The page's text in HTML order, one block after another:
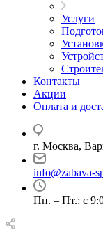
Услуги
Контакты
Акции
Оплата и
г. Москва,
info@zabava-
Пн. – Пт.: с